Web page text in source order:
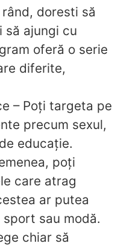
doresti să
să ajungi cu
oferă o serie
diferite,
– Poți targeta pe
precum sexul,
educație.
poți
care atrag
ar putea
sau modă.
chiar să